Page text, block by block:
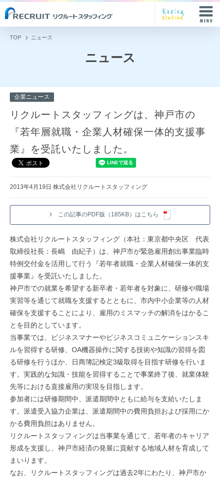
TOP ニュース
ニュース
企業ニュース
リクルートスタッフィングは、神戸市の
『若年層就職・企業人材確保一体的支援事
業』を受託いたしました。
2013年4月19日 株式会社リクルートスタッフィング
この記事のPDF版（185KB）はこちら
株式会社リクルートスタッフィング（本社：東京都中央区 代表
取締役社長：長嶋 由紀子）は、神戸市が緊急雇用創出事業臨時
特例交付金を活用して行う『若年者就職・企業人材確保一体的支
援事業』を受託いたしました。
神戸市での就業を希望する新卒者・若年者を対象に、研修や職場
実習等を通じて就職を支援するとともに、市内中小企業等の人材
確保を支援することにより、雇用のミスマッチの解消をはかるこ
とを目的としています。
当事業では、ビジネスマナーやビジネスコミュニケーションスキ
ルを習得する研修、OA機器操作に関する技術や知識の習得を図
る研修を行うほか、日商簿記検定3級取得を目指す研修を行いま
す。実践的な知識・技能を習得することで事業終了後、就業体験
先等における直接雇用の実現を目指します。
参加者には研修期間中、派遣期間中ともに給与を支給いたしま
す。派遣受入協力企業は、派遣期間中の費用負担および採用にか
かる費用負担はありません。
リクルートスタッフィングは当事業を通じて、若年者のキャリア
形成を支援し、神戸市経済の発展に貢献する地域人材を育成して
まいります。
なお、リクルートスタッフィングは過去2年にわたり、神戸市か